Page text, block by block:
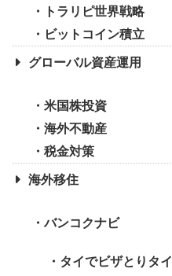
トラリピ世界戦略
ビットコイン積立
グローバル資産運用
米国株投資
海外不動産
税金対策
海外移住
バンコクナビ
タイでビザとりタイ